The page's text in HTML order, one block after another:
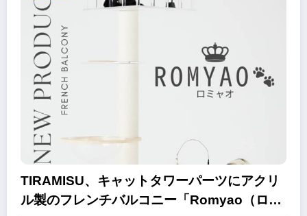
TIRAMISU、キャットタワーパーツにアクリ
ル製のフレンチバルコニー「Romyao（ロミ